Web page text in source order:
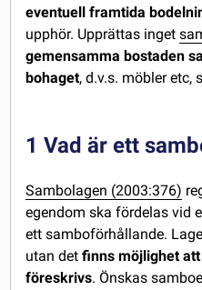
eventuell framtida
upphör. Upprättas inget
gemensamma bostaden
bohaget, d.v.s. möbler etc,
1 Vad är ett
Sambolagen (2003:376)
egendom ska fördelas vid
ett samboförhållande.
utan detfinns möjlighet
föreskrivs. Önskas